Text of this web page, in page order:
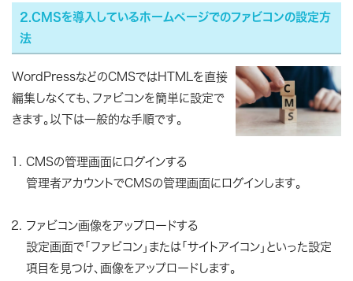
2.CMSを導入しているホームページでのファビコンの設定方
法
WordPressなどのCMSではHTMLを直接
編集しなくても、ファビコンを簡単に設定で
きます。以下は一般的な手順です。
CMSの管理画面にログインする
管理者アカウントでCMSの管理画面にログインします。
ファビコン画像をアップロードする
設定画面で「ファビコン」または「サイトアイコン」といった設定
項目を見つけ、画像をアップロードします。